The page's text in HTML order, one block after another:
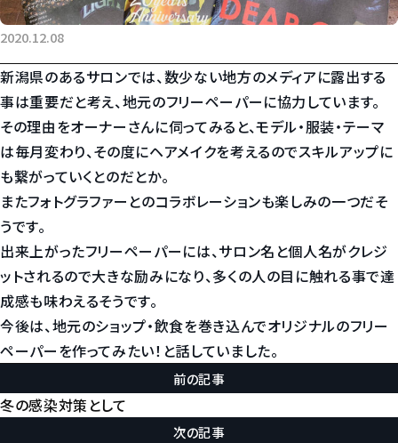
2020.12.08
新潟県のあるサロンでは、数少ない地方のメディアに露出する
事は重要だと考え、地元のフリーペーパーに協力しています。
その理由をオーナーさんに伺ってみると、モデル・服装・テーマ
は毎月変わり、その度にヘアメイクを考えるのでスキルアップに
も繋がっていくとのだとか。
またフォトグラファーとのコラボレーションも楽しみの一つだそ
うです。
出来上がったフリーペーパーには、サロン名と個人名がクレジ
ットされるので大きな励みになり、多くの人の目に触れる事で達
成感も味わえるそうです。
今後は、地元のショップ・飲食を巻き込んでオリジナルのフリー
ペーパーを作ってみたい！と話していました。
前の記事
冬の感染対策として
次の記事